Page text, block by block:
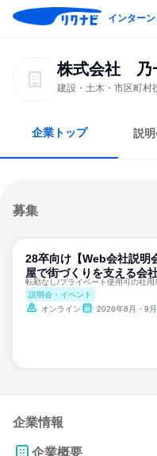
インターン
株式会社 乃
建設・土木・市区町村
企業トップ 説
募集
28卒向け【Web会社説明
屋で街づくりを支える会
説明会・イベント
オンライン
2026年8月・9月
企業情報
企業概要